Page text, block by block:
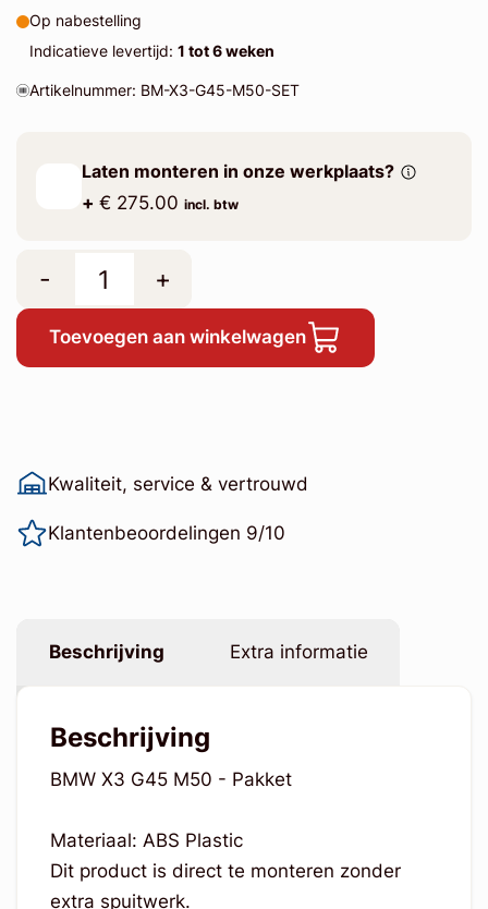
Op nabestelling
Indicatieve levertijd: 1 tot 6 weken
Artikelnummer: BM-X3-G45-M50-SET
Laten monteren in onze werkplaats?
+ € 275.00 incl. btw
- +
Toevoegen aan winkelwagen
Kwaliteit, service & vertrouwd
Klantenbeoordelingen 9/10
Beschrijving Extra informatie
Beschrijving
BMW X3 G45 M50 - Pakket
Materiaal: ABS Plastic
Dit product is direct te monteren zonder
extra spuitwerk.